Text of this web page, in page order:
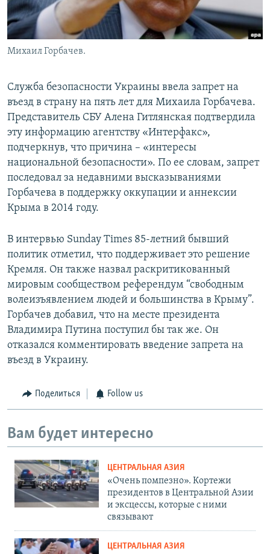
Михаил Горбачев.
Служба безопасности Украины ввела запрет на
въезд в страну на пять лет для Михаила Горбачева.
Представитель СБУ Алена Гитлянская подтвердила
эту информацию агентству «Интерфакс»,
подчеркнув, что причина – «интересы
национальной безопасности». По ее словам, запрет
последовал за недавними высказываниями
Горбачева в поддержку оккупации и аннексии
Крыма в 2014 году.
В интервью Sunday Times 85-летний бывший
политик отметил, что поддерживает это решение
Кремля. Он также назвал раскритикованный
мировым сообществом референдум “свободным
волеизъявлением людей и большинства в Крыму”.
Горбачев добавил, что на месте президента
Владимира Путина поступил бы так же. Он
отказался комментировать введение запрета на
въезд в Украину.
Поделиться Follow us
Вам будет интересно
ЦЕНТРАЛЬНАЯ АЗИЯ
«Очень помпезно». Кортежи
президентов в Центральной Азии
и эксцессы, которые с ними
связывают
ЦЕНТРАЛЬНАЯ АЗИЯ